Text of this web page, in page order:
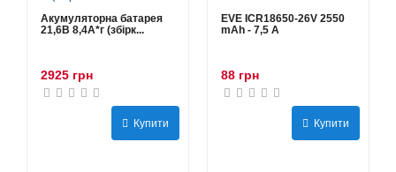
Акумуляторна батарея
21,6В 8,4A*г (збірк...
2925 грн
Купити
EVE ICR18650-26V 2550
mAh - 7,5 А
88 грн
Купити